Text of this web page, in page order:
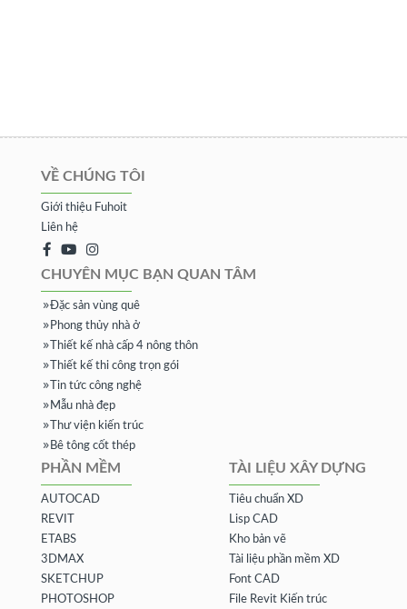
VỀ CHÚNG TÔI
Giới thiệu Fuhoit
Liên hệ
CHUYÊN MỤC BẠN QUAN TÂM
Đặc sản vùng quê
Phong thủy nhà ở
Thiết kế nhà cấp 4 nông thôn
Thiết kế thi công trọn gói
Tin tức công nghệ
Mẫu nhà đẹp
Thư viện kiến trúc
Bê tông cốt thép
PHẦN MỀM
AUTOCAD
REVIT
ETABS
3DMAX
SKETCHUP
PHOTOSHOP
TÀI LIỆU XÂY DỰNG
Tiêu chuẩn XD
Lisp CAD
Kho bản vẽ
Tài liệu phần mềm XD
Font CAD
File Revit Kiến trúc